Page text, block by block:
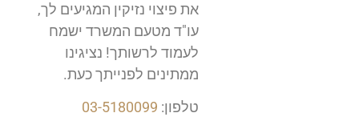
את פיצוי נזיקין המגיעים לך,
עו"ד מטעם המשרד ישמח
לעמוד לרשותך! נציגינו
ממתינים לפנייתך כעת.
טלפון: 03-5180099